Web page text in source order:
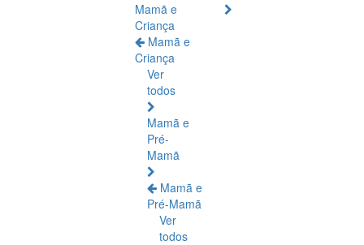
Mamã e
Criança
Mamã e
Criança
Ver
todos
Mamã e
Pré-
Mamã
Mamã e
Pré-Mamã
Ver
todos